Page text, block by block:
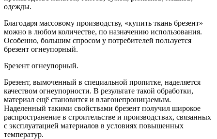
одежды.
Благодаря массовому производству, «купить ткань брезент»
можно в любом количестве, по назначению использования.
Особенно, большим спросом у потребителей пользуется
брезент огнеупорный.
Брезент огнеупорный.
Брезент, вымоченный в специальной пропитке, наделяется
качеством огнеупорности. В результате такой обработки,
материал ещё становится и влагонепроницаемым.
Наделенный такими свойствами брезент получил широкое
распространение в строительстве и производствах, связанных
с эксплуатацией материалов в условиях повышенных
температур.